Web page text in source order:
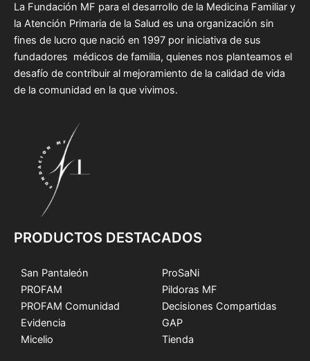
La Fundación MF para el desarrollo de la Medicina Familiar y
la Atención Primaria de la Salud es una organización sin
fines de lucro que nació en 1997 por iniciativa de sus
fundadores médicos de familia, quienes nos planteamos el
desafío de contribuir al mejoramiento de la calidad de vida
de la comunidad en la que vivimos.
PRODUCTOS DESTACADOS
San Pantaleón
PROFAM
PROFAM Comunidad
Evidencia
Micelio
ProSaNi
Pildoras MF
Decisiones Compartidas
GAP
Tienda